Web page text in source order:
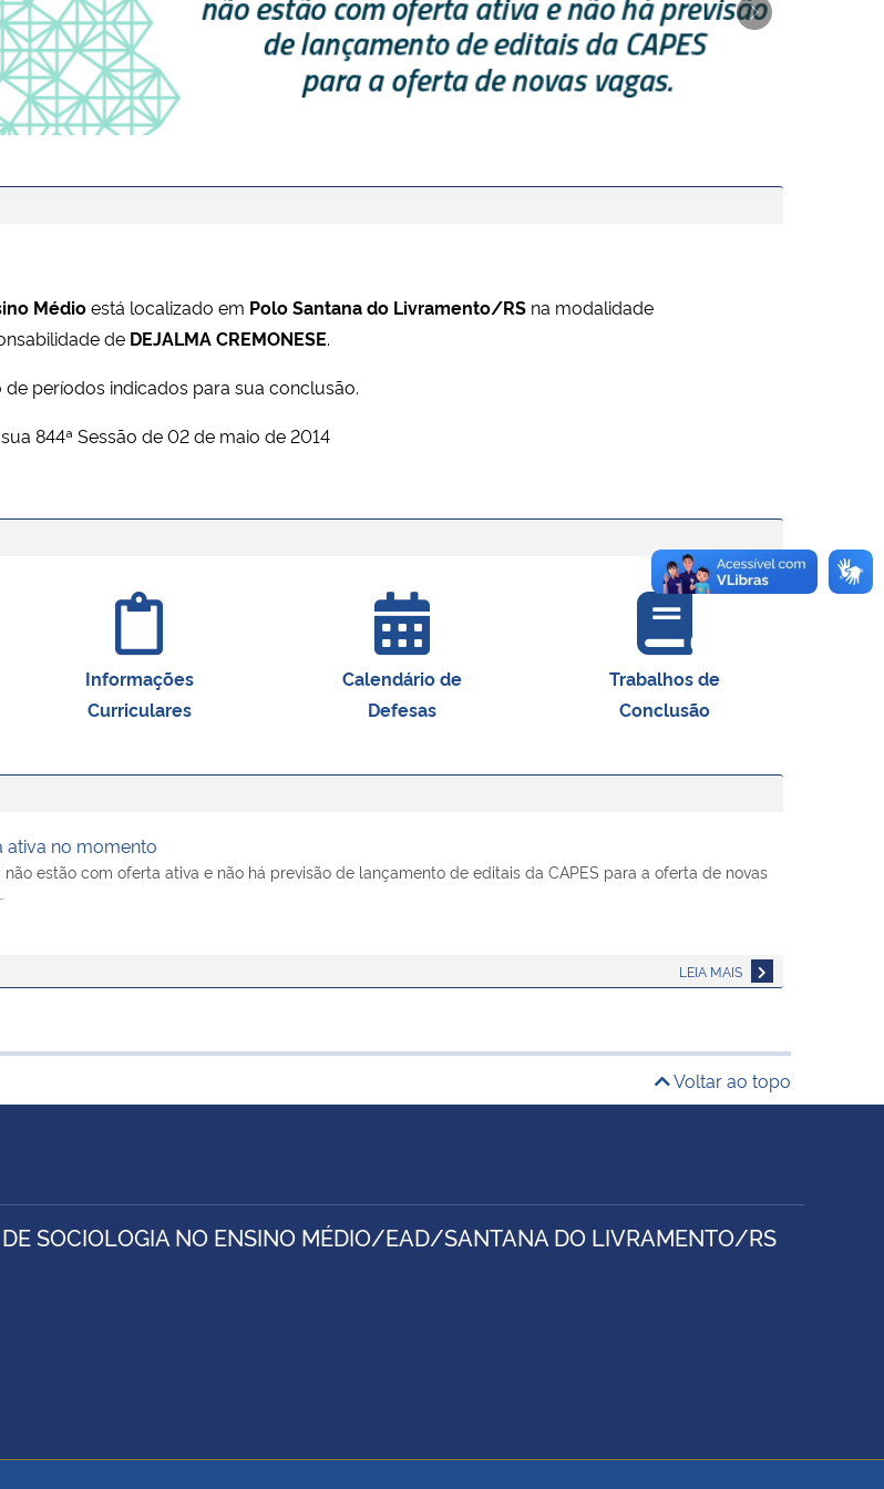
Next
ativa no momento
Médioestá localizado em Polo Santana do Livramento/RS na modalidade
de DEJALMA CREMONESE
períodos indicados para sua conclusão.
844ª Sessão de 02 de maio de 2014
Informações
Curriculares
Calendário de
Defesas
Trabalhos de
Conclusão
ativa no momento
estão com oferta ativa e não há previsão de lançamento de editais da CAPES para a oferta de novas
LEIA MAIS
Voltar ao topo
DE SOCIOLOGIA NO ENSINO MÉDIO/EAD/SANTANA DO LIVRAMENTO/RS